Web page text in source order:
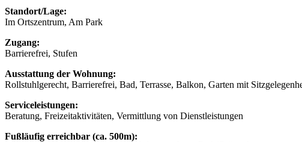
Standort/Lage:
Im Ortszentrum, Am Park
Zugang:
Barrierefrei, Stufen
Ausstattung der Wohnung:
Rollstuhlgerecht, Barrierefrei, Bad, Terrasse, Balkon, Garten mit
Serviceleistungen:
Beratung, Freizeitaktivitäten, Vermittlung von Dienstleistungen
Fußläufig erreichbar (ca. 500m):